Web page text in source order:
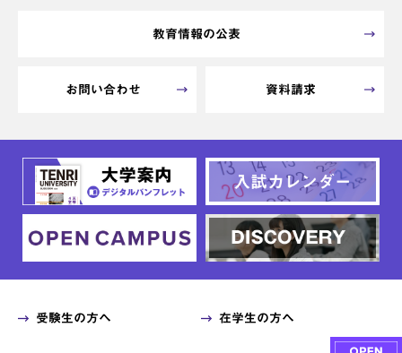
教育情報の公表
お問い合わせ 資料請求
受験生の方へ 在学生の方へ